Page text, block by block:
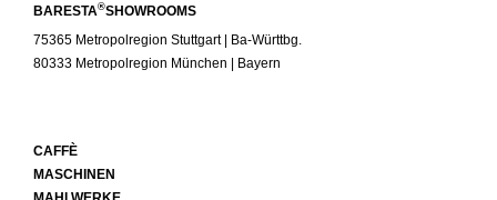
BARESTA®SHOWROOMS
75365 Metropolregion Stuttgart | Ba-Württbg.
80333 Metropolregion München | Bayern
CAFFÈ
MASCHINEN